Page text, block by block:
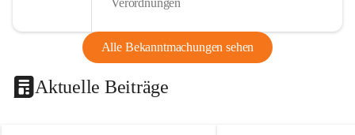
Verordnungen
Alle Bekanntmachungen sehen
Aktuelle Beiträge